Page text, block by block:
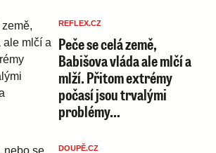
REFLEX.CZ
Peče se celá země,
Babišova vláda ale mlčí a
mlží. Přitom extrémy
počasí jsou trvalými
problémy…
DOUPĚ.CZ